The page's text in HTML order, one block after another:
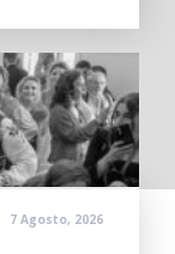
7 Agosto, 2026